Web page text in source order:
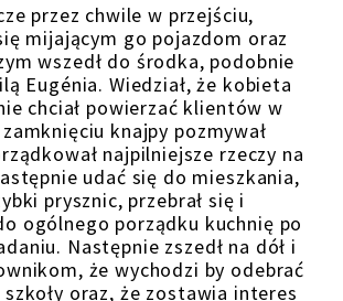
przez chwile w przejściu,
mijającym go pojazdom oraz
wszedł do środka, podobnie
Eugénia. Wiedział, że kobieta
chciał powierzać klientów w
knajpy pozmywał
najpilniejsze rzeczy na
udać się do mieszkania,
prysznic, przebrał się i
ogólnego porządku kuchnię po
. Następnie zszedł na dół i
że wychodzi by odebrać
oraz, że zostawia interes